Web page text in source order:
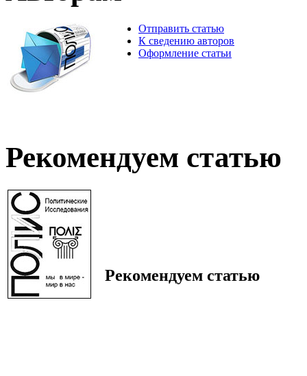
Отправить статью
К сведению авторов
Оформление статьи
Рекомендуем статью
Рекомендуем статью